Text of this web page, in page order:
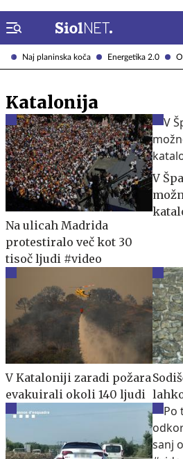
Naj planinska koča Energetika 2.0
Katalonija
Na ulicah Madrida
protestiralo več kot 30
tisoč ljudi #video
V
V Kataloniji zaradi požara
evakuirali okoli 140 ljudi